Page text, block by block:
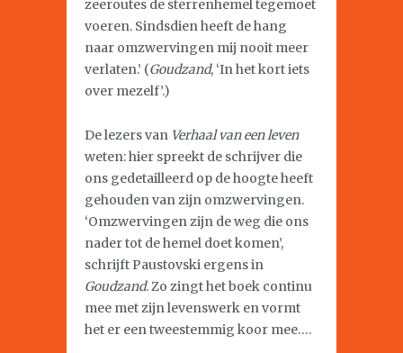
zeeroutes de sterrenhemel tegemoet
voeren. Sindsdien heeft de hang
naar omzwervingen mij nooit meer
verlaten.’ (Goudzand, ‘In het kort iets
over mezelf’.)
De lezers van Verhaal van een leven
weten: hier spreekt de schrijver die
ons gedetailleerd op de hoogte heeft
gehouden van zijn omzwervingen.
‘Omzwervingen zijn de weg die ons
nader tot de hemel doet komen’,
schrijft Paustovski ergens in
Goudzand. Zo zingt het boek continu
mee met zijn levenswerk en vormt
het er een tweestemmig koor mee….